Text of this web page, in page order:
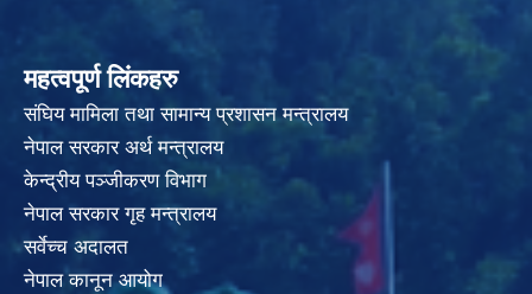
महत्वपूर्ण लिंकहरु
संघिय मामिला तथा सामान्य प्रशासन मन्त्रालय
नेपाल सरकार अर्थ मन्त्रालय
केन्द्रीय पञ्जीकरण विभाग
नेपाल सरकार गृह मन्त्रालय
सर्वेच्च अदालत
नेपाल कानून आयोग